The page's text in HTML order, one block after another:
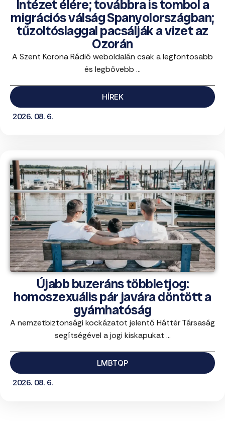
Intézet élére; továbbra is tombol a
migrációs válság Spanyolországban;
tűzoltóslaggal pacsálják a vizet az
Ozorán
A Szent Korona Rádió weboldalán csak a legfontosabb
és legbővebb ...
HÍREK
2026. 08. 6.
Újabb buzeráns többletjog:
homoszexuális pár javára döntött a
gyámhatóság
A nemzetbiztonsági kockázatot jelentő Háttér Társaság
segítségével a jogi kiskapukat ...
LMBTQP
2026. 08. 6.